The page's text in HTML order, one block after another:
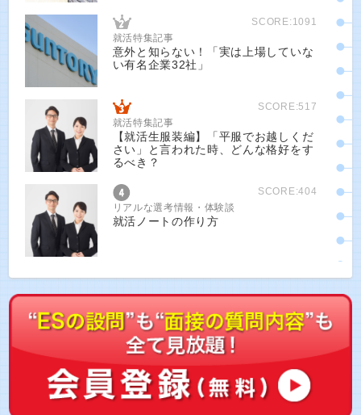
SCORE:1091
就活特集記事
意外と知らない！「実は上場していな
い有名企業32社」
SCORE:517
就活特集記事
【就活生服装編】「平服でお越しくだ
さい」と言われた時、どんな格好をす
るべき？
SCORE:404
リアルな選考情報・体験談
就活ノートの作り方